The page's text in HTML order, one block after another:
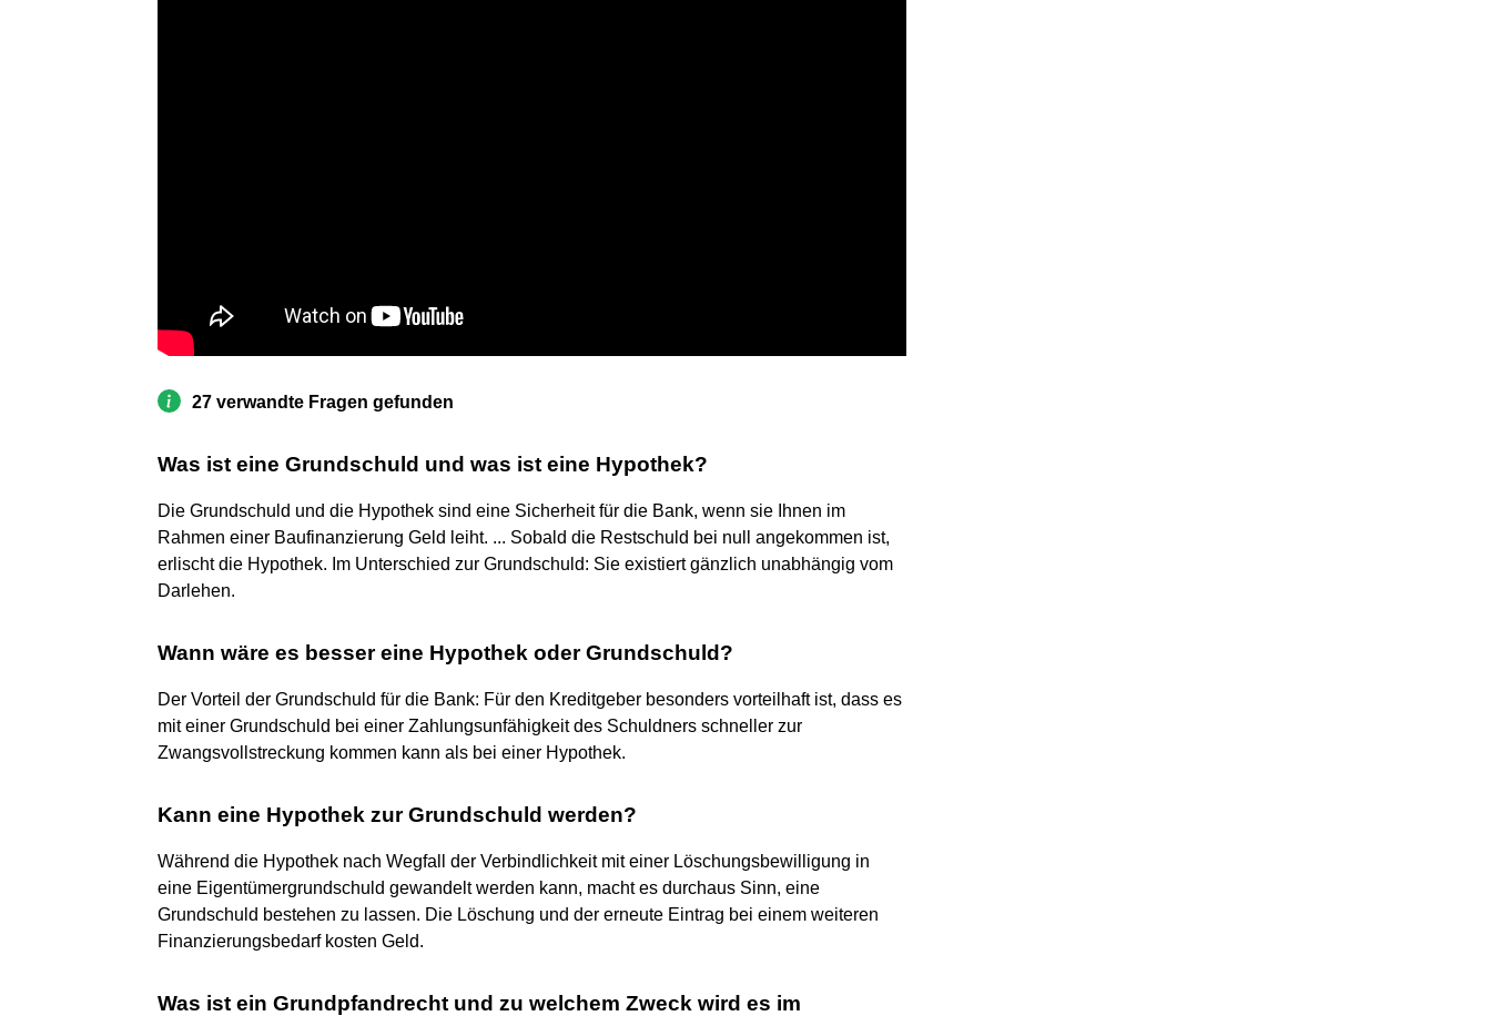
27 verwandte Fragen gefunden
Was ist eine Grundschuld und was ist eine Hypothek?
Die Grundschuld und die Hypothek sind eine Sicherheit für die Bank, wenn sie Ihnen im
Rahmen einer Baufinanzierung Geld leiht. ... Sobald die Restschuld bei null angekommen ist,
erlischt die Hypothek. Im Unterschied zur Grundschuld: Sie existiert gänzlich unabhängig vom
Darlehen.
Wann wäre es besser eine Hypothek oder Grundschuld?
Der Vorteil der Grundschuld für die Bank: Für den Kreditgeber besonders vorteilhaft ist, dass es
mit einer Grundschuld bei einer Zahlungsunfähigkeit des Schuldners schneller zur
Zwangsvollstreckung kommen kann als bei einer Hypothek.
Kann eine Hypothek zur Grundschuld werden?
Während die Hypothek nach Wegfall der Verbindlichkeit mit einer Löschungsbewilligung in
eine Eigentümergrundschuld gewandelt werden kann, macht es durchaus Sinn, eine
Grundschuld bestehen zu lassen. Die Löschung und der erneute Eintrag bei einem weiteren
Finanzierungsbedarf kosten Geld.
Was ist ein Grundpfandrecht und zu welchem Zweck wird es im